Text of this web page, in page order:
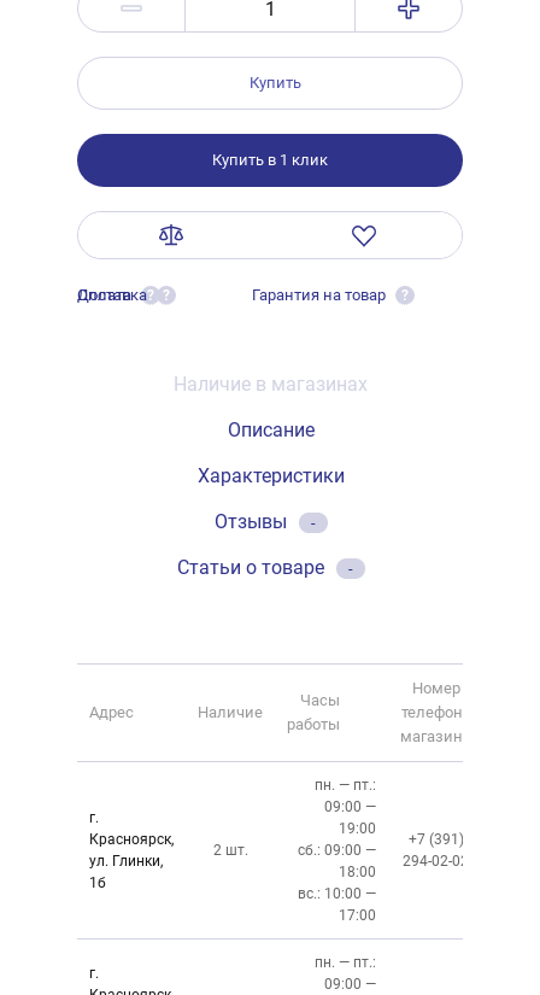
Купить
Купить в 1 клик
Оплата ?
Доставка ? Гарантия на товар ?
Наличие в магазинах
Описание
Характеристики
Отзывы
-
Статьи о товаре -
Адрес Наличие
Часы
работы
Номер
телефона
магазина
г.
Красноярск,
ул. Глинки,
1б
2 шт.
пн. — пт.:
09:00 —
19:00
сб.: 09:00 —
18:00
вс.: 10:00 —
17:00
+7 (391)
294-02-02
г.
пн. — пт.:
09:00 —